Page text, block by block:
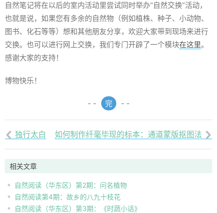
自然笔记将在以后的室内活动里尝试同时举办“自然交换”活动，
也就是说，如果您有多余的自然物（例如植株、种子、小动物、
图书、化石等等）想和其他朋友分享，欢迎大家带到现场来进行
交换。也可以进行网上交换，我们专门开辟了一个模块在这里。
感谢大家的支持！
博物快乐！
- - 完 - -
 独行太白 如何制作纤毫毕现的标本：通道蒙版抠图法 
相关文章
自然阅读（华东区）第2期：问名植物
自然阅读第4期：故乡的八九十枝花
自然阅读（华东区）第3期：《时蔬小话》